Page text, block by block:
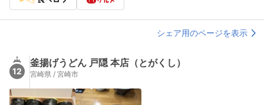
シェア用のページを表示
12
釜揚げうどん 戸隠 本店（とがくし）
宮崎県 / 宮崎市